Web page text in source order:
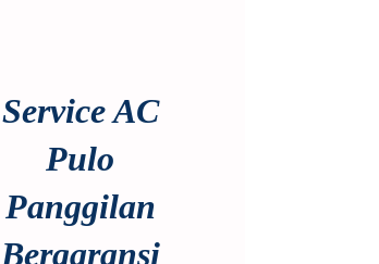
Service AC
Pulo
Panggilan
Bergaransi